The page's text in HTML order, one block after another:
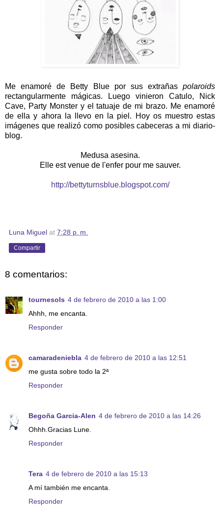
Me enamoré de Betty Blue por sus extrañas polaroids
rectangularmente mágicas. Luego vinieron Catulo, Nick
Cave, Party Monster y el tatuaje de mi brazo. Me enamoré
de ella y ahora la llevo en la piel. Hoy os muestro estas
imágenes que realizó como posibles cabeceras a mi diario-
blog.
Medusa asesina.
Elle est venue de l'enfer pour me sauver.
http://bettyturnsblue.blogspot.com/
Luna Miguel at 7:28 p. m.
Compartir
8 comentarios:
tournesols 4 de febrero de 2010 a las 1:00
Ahhh, me encanta.
Responder
camaradeniebla 4 de febrero de 2010 a las 12:51
me gusta sobre todo la 2ª
Responder
Begoña Garcia-Alen 4 de febrero de 2010 a las 14:26
Ohhh.Gracias Lune.
Responder
Tera 4 de febrero de 2010 a las 15:13
A mí también me encanta.
Responder